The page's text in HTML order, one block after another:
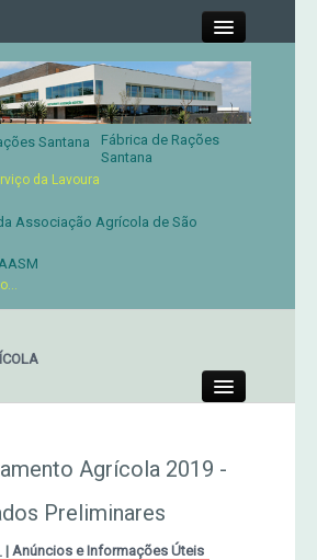
Contactos
Serviços
Concursos Micaelenses
Jornal Agricultor 2000
Fábrica de Rações
Santana
da Lavoura
AGRÍCOLA DE SANTANA
Agrícola 2019 -
Preliminares
| Anúncios e Informações Úteis